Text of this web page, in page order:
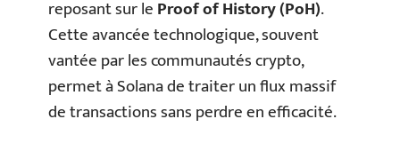
reposant sur leProof of History (PoH).
Cette avancée technologique, souvent
vantée par les communautés crypto,
permet à Solana de traiter un flux massif
de transactions sans perdre en efficacité.